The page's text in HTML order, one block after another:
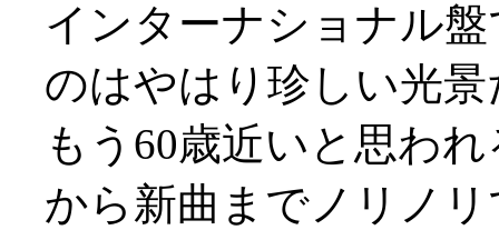
インターナショナル
のはやはり珍しい光
もう60歳近いと思わ
から新曲までノリノ